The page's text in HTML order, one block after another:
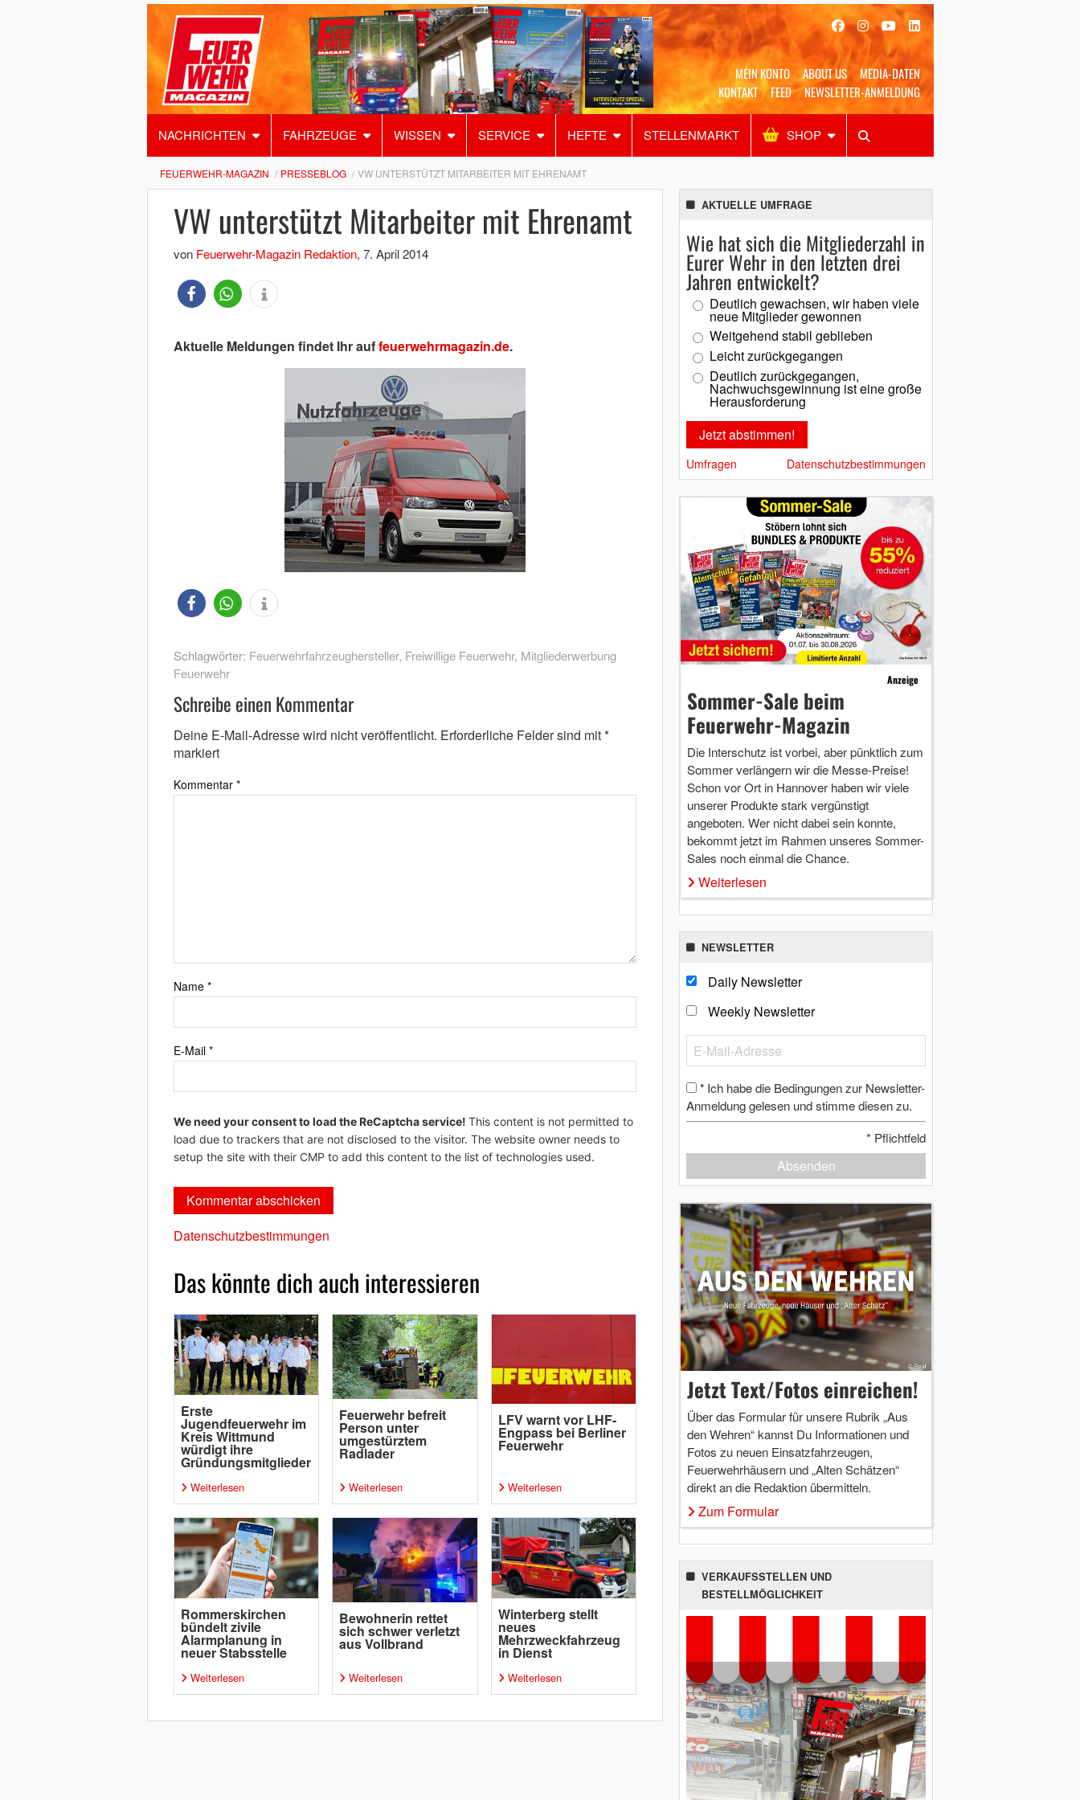
MEIN KONTO ABOUT US
MEDIA-DATEN
KONTAKT
FEED NEWSLETTER-ANMELDUNG
NACHRICHTEN FAHRZEUGE WISSEN SERVICE HEFTE STELLENMARKT SHOP
Alles Shop SUCHEN
FEUERWEHR-MAGAZIN PRESSEBLOG VW UNTERSTÜTZT MITARBEITER MIT EHRENAMT
VW unterstützt Mitarbeiter mit Ehrenamt
von Feuerwehr-Magazin Redaktion, 7. April 2014
Aktuelle Meldungen findet Ihr auffeuerwehrmagazin.de.
Schlagwörter: Feuerwehrfahrzeughersteller, Freiwillige Feuerwehr, Mitgliederwerbung
Feuerwehr
Schreibe einen Kommentar
Deine E-Mail-Adresse wird nicht veröffentlicht. Erforderliche Felder sind mit*
markiert
Kommentar *
Name *
E-Mail *
We need your consent to load the ReCaptcha service! This content is not permitted to
load due to trackers that are not disclosed to the visitor. The website owner needs to
setup the site with their CMP to add this content to the list of technologies used.
Datenschutzbestimmungen
Das könnte dich auch interessieren
Erste
Jugendfeuerwehr im
Kreis Wittmund
würdigt ihre
Gründungsmitglieder
Weiterlesen
Feuerwehr befreit
Person unter
umgestürztem
Radlader
Weiterlesen
LFV warnt vor LHF-
Engpass bei Berliner
Feuerwehr
Weiterlesen
Rommerskirchen
bündelt zivile
Alarmplanung in
neuer Stabsstelle
Weiterlesen
Bewohnerin rettet
sich schwer verletzt
aus Vollbrand
Weiterlesen
Winterberg stellt
neues
Mehrzweckfahrzeug
in Dienst
Weiterlesen
AKTUELLE UMFRAGE
Wie hat sich die Mitgliederzahl in
Eurer Wehr in den letzten drei
Jahren entwickelt?
Deutlich gewachsen, wir haben viele
neue Mitglieder gewonnen
Weitgehend stabil geblieben
Leicht zurückgegangen
Deutlich zurückgegangen,
Nachwuchsgewinnung ist eine große
Herausforderung
Umfragen Datenschutzbestimmungen
Anzeige
Sommer-Sale beim
Feuerwehr-Magazin
Die Interschutz ist vorbei, aber pünktlich zum
Sommer verlängern wir die Messe-Preise!
Schon vor Ort in Hannover haben wir viele
unserer Produkte stark vergünstigt
angeboten. Wer nicht dabei sein konnte,
bekommt jetzt im Rahmen unseres Sommer-
Sales noch einmal die Chance.
Weiterlesen
NEWSLETTER
Daily Newsletter
Weekly Newsletter
* Ich habe die Bedingungen zur Newsletter-
Anmeldung gelesen und stimme diesen zu.
* Pflichtfeld
Absenden
Jetzt Text/Fotos einreichen!
Über das Formular für unsere Rubrik „Aus
den Wehren“ kannst Du Informationen und
Fotos zu neuen Einsatzfahrzeugen,
Feuerwehrhäusern und „Alten Schätzen“
direkt an die Redaktion übermitteln.
Zum Formular
VERKAUFSSTELLEN UND
BESTELLMÖGLICHKEIT